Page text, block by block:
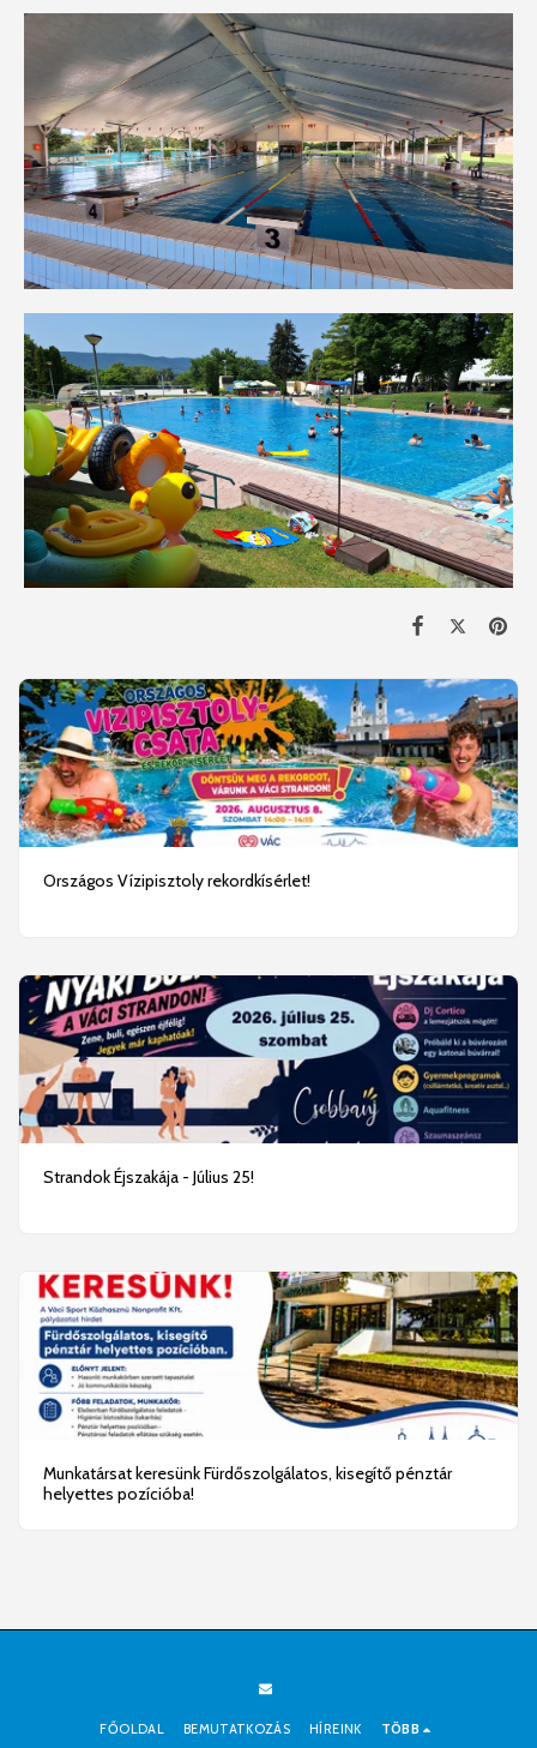
Országos Vízipisztoly rekordkísérlet!
Strandok Éjszakája - Július 25!
Munkatársat keresünk Fürdőszolgálatos, kisegítő pénztár
helyettes pozícióba!
FŐOLDAL BEMUTATKOZÁS HÍREINK TÖBB